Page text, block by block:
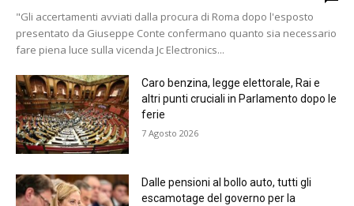
"Gli accertamenti avviati dalla procura di Roma dopo l'esposto
presentato da Giuseppe Conte confermano quanto sia necessario
fare piena luce sulla vicenda Jc Electronics...
Caro benzina, legge elettorale, Rai e
altri punti cruciali in Parlamento dopo le
ferie
7 Agosto 2026
Dalle pensioni al bollo auto, tutti gli
escamotage del governo per la